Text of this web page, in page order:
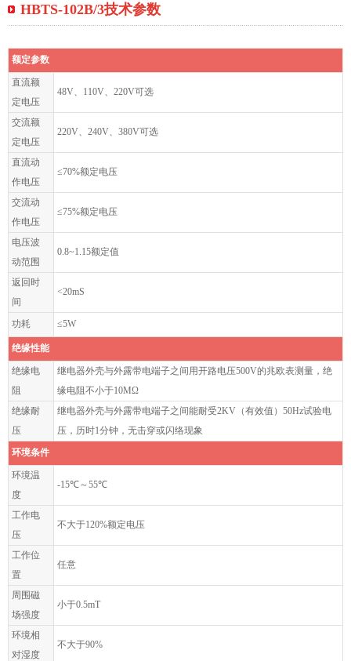
HBTS-102B/3技术参数
额定参数
直流额
定电压
48V、110V、220V可选
交流额
定电压
220V、240V、380V可选
直流动
作电压
≤70%额定电压
交流动
作电压
≤75%额定电压
电压波
动范围
0.8~1.15额定值
返回时
间
<20mS
功耗 ≤5W
绝缘性能
绝缘电
阻
继电器外壳与外露带电端子之间用开路电压500V的兆欧表测量，绝
缘电阻不小于10MΩ
绝缘耐
压
继电器外壳与外露带电端子之间能耐受2KV（有效值）50Hz试验电
压，历时1分钟，无击穿或闪络现象
环境条件
环境温
度
-15℃～55℃
工作电
压
不大于120%额定电压
工作位
置
任意
周围磁
场强度
小于0.5mT
环境相
对湿度
不大于90%